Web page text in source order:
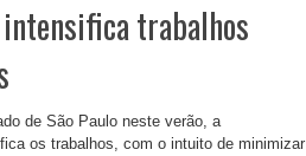
intensifica trabalhos
de São Paulo neste verão, a
os trabalhos, com o intuito de minimizar